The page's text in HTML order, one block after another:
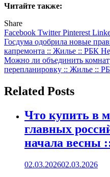
Читайте также:
Share
Facebook TwitterPinterest
Навигация
по
записям
Госдума одобрила новые
капремонта :: Жилье :: РБК
Можно ли объединить
перепланировку :: Жилье ::
Related Posts
Что купить в
главных
начала весны
02.03.202602.03.2026